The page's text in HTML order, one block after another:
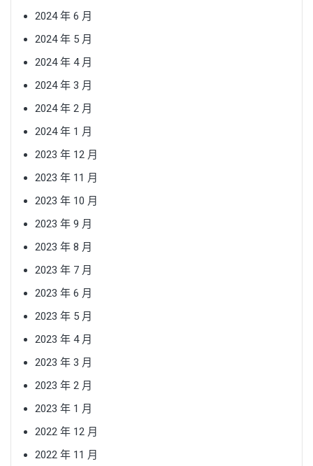
2024 年 6 月
2024 年 5 月
2024 年 4 月
2024 年 3 月
2024 年 2 月
2024 年 1 月
2023 年 12 月
2023 年 11 月
2023 年 10 月
2023 年 9 月
2023 年 8 月
2023 年 7 月
2023 年 6 月
2023 年 5 月
2023 年 4 月
2023 年 3 月
2023 年 2 月
2023 年 1 月
2022 年 12 月
2022 年 11 月